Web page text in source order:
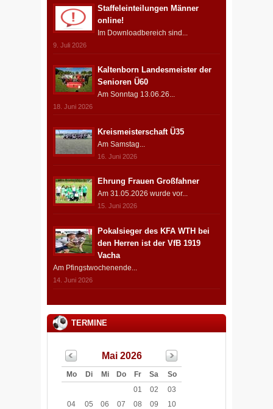
Staffeleinteilungen Männer
online!
Im Downloadbereich sind...
9. Juli 2026
Kaltenborn Landesmeister der
Senioren Ü60
Am Sonntag 13.06.26...
18. Juni 2026
Kreismeisterschaft Ü35
Am Samstag...
16. Juni 2026
Ehrung Frauen Großfahner
Am 31.05.2026 wurde vor...
15. Juni 2026
Pokalsieger des KFA WTH bei
den Herren ist der VfB 1919
Vacha
Am Pfingstwochenende...
14. Juni 2026
TERMINE
Mai 2026
Mo Di Mi Do Fr Sa
So
01
02
03
04
05 06 07 08 09
10